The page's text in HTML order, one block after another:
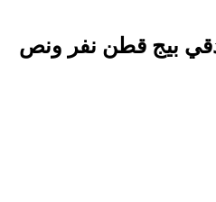
بيج قطن نفر ونص